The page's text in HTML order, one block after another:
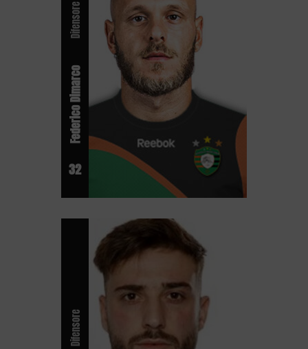
32
Federico Dimarco
Difensore
Difensore